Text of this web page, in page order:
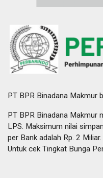
PT BPR Binadana Makmur
PT BPR Binadana Makmur
LPS. Maksimum nilai
per Bank adalah Rp. 2 Miliar.
Untuk cek Tingkat Bunga